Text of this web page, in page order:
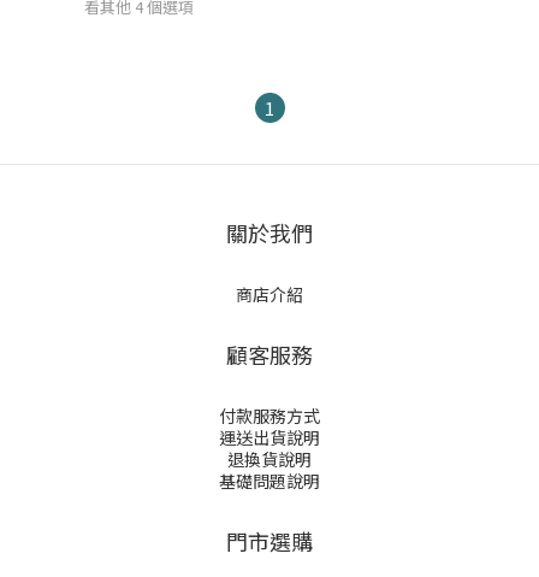
看其他 4 個選項
1
關於我們
商店介紹
顧客服務
付款服務方式
運送出貨說明
退換貨說明
基礎問題說明
門市選購